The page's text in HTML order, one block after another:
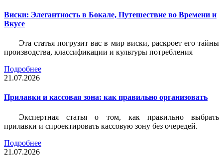
Виски: Элегантность в Бокале, Путешествие во Времени и
Вкусе
Эта статья погрузит вас в мир виски, раскроет его тайны
производства, классификации и культуры потребления
Подробнее
21.07.2026
Прилавки и кассовая зона: как правильно организовать
Экспертная статья о том, как правильно выбрать
прилавки и спроектировать кассовую зону без очередей.
Подробнее
21.07.2026